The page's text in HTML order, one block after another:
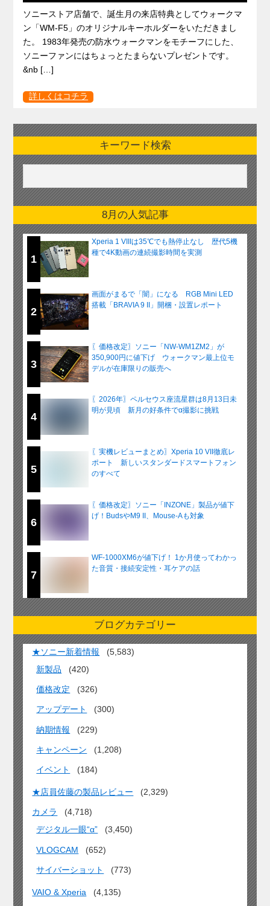
ソニーストア店舗で、誕生月の来店特典としてウォークマ
ン「WM-F5」のオリジナルキーホルダーをいただきまし
た。 1983年発売の防水ウォークマンをモチーフにした、
ソニーファンにはちょっとたまらないプレゼントです。
&nb […]
詳しくはコチラ
キーワード検索
8月の人気記事
1
Xperia 1 VIIIは35℃でも熱停止なし 歴代5機
種で4K動画の連続撮影時間を実測
2
画面がまるで「闇」になる RGB Mini LED
搭載「BRAVIA 9 II」開梱・設置レポート
3
〖価格改定〗ソニー「NW-WM1ZM2」が
350,900円に値下げ ウォークマン最上位モ
デルが在庫限りの販売へ
4
〖2026年〗ペルセウス座流星群は8月13日未
明が見頃 新月の好条件でα撮影に挑戦
5
〖実機レビューまとめ〗Xperia 10 VII徹底レ
ポート 新しいスタンダードスマートフォン
のすべて
6
〖価格改定〗ソニー「INZONE」製品が値下
げ！BudsやM9 II、Mouse-Aも対象
7
WF-1000XM6が値下げ！ 1か月使ってわかっ
た音質・接続安定性・耳ケアの話
ブログカテゴリー
★ソニー新着情報
(5,583)
新製品
(420)
価格改定 (326)
アップデート (300)
納期情報 (229)
キャンペーン (1,208)
イベント (184)
★店員佐藤の製品レビュー (2,329)
カメラ
(4,718)
デジタル一眼“α”
(3,450)
VLOGCAM (652)
サイバーショット (773)
VAIO & Xperia
(4,135)